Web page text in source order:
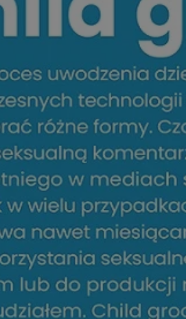
SessID
VISITOR_PRIVACY_METADATA
CookieScriptConsent
__cf_bm
Google